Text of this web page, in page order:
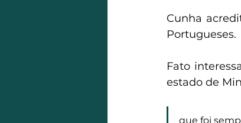
Cunha
Portugueses.
Fato
estado de
que foi